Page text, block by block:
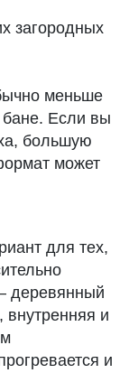
загородных
меньше
бане. Если вы
большую
может
для тех,
деревянный
внутренняя и
и